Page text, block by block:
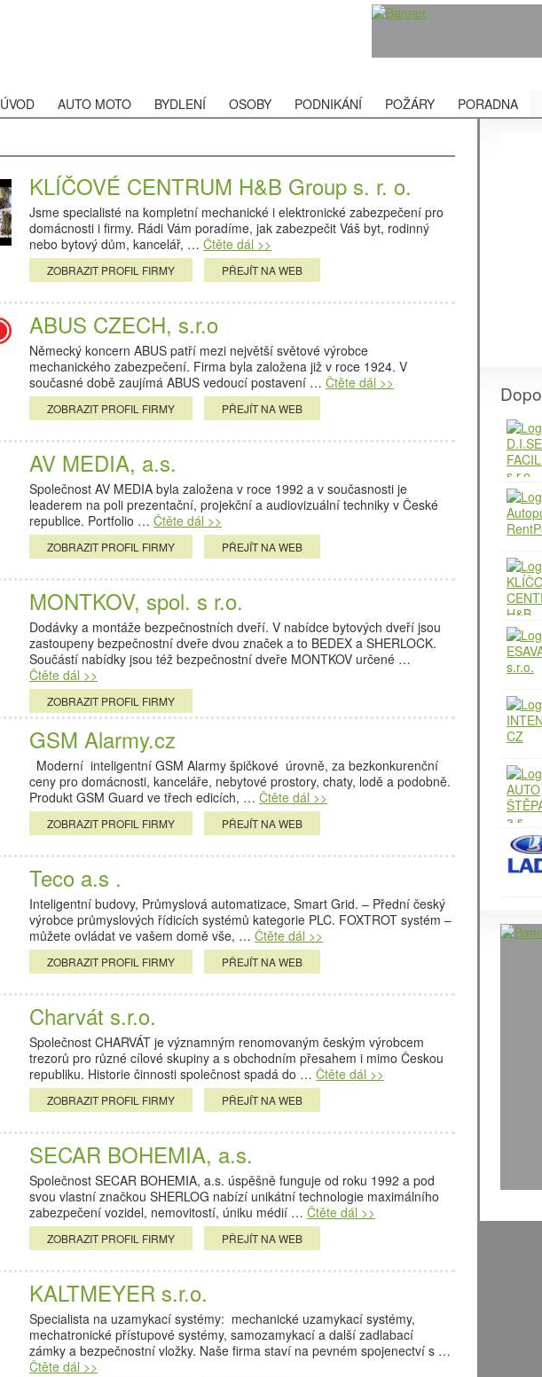
ÚVOD AUTO MOTO BYDLENÍ OSOBY PODNIKÁNÍ POŽÁRY PORADNA
KLÍČOVÉ CENTRUM H&B Group s. r. o.
Jsme specialisté na kompletní mechanické i elektronické zabezpečení pro
domácnosti i firmy. Rádi Vám poradíme, jak zabezpečit Váš byt, rodinný
nebo bytový dům, kancelář, … Čtěte dál >>
ZOBRAZIT PROFIL FIRMY PŘEJÍT NA WEB
ABUS CZECH, s.r.o
Německý koncern ABUS patří mezi největší světové výrobce
mechanického zabezpečení. Firma byla založena již v roce 1924. V
současné době zaujímá ABUS vedoucí postavení … Čtěte dál >>
ZOBRAZIT PROFIL FIRMY PŘEJÍT NA WEB
AV MEDIA, a.s.
Společnost AV MEDIA byla založena v roce 1992 a v současnosti je
leaderem na poli prezentační, projekční a audiovizuální techniky v České
republice. Portfolio … Čtěte dál >>
ZOBRAZIT PROFIL FIRMY PŘEJÍT NA WEB
MONTKOV, spol. s r.o.
Dodávky a montáže bezpečnostních dveří. V nabídce bytových dveří jsou
zastoupeny bezpečnostní dveře dvou značek a to BEDEX a SHERLOCK.
Součástí nabídky jsou též bezpečnostní dveře MONTKOV určené …
Čtěte dál >>
ZOBRAZIT PROFIL FIRMY
GSM Alarmy.cz
Moderní inteligentní GSM Alarmy špičkové úrovně, za bezkonkurenční
ceny pro domácnosti, kanceláře, nebytové prostory, chaty, lodě a podobně.
Produkt GSM Guard ve třech edicích, … Čtěte dál >>
ZOBRAZIT PROFIL FIRMY PŘEJÍT NA WEB
Teco a.s .
Inteligentní budovy, Průmyslová automatizace, Smart Grid. – Přední český
výrobce průmyslových řídicích systémů kategorie PLC. FOXTROT systém –
můžete ovládat ve vašem domě vše, … Čtěte dál >>
ZOBRAZIT PROFIL FIRMY PŘEJÍT NA WEB
Charvát s.r.o.
Společnost CHARVÁT je významným renomovaným českým výrobcem
trezorů pro různé cílové skupiny a s obchodním přesahem i mimo Českou
republiku. Historie činnosti společnost spadá do … Čtěte dál >>
ZOBRAZIT PROFIL FIRMY PŘEJÍT NA WEB
SECAR BOHEMIA, a.s.
Společnost SECAR BOHEMIA, a.s. úspěšně funguje od roku 1992 a pod
svou vlastní značkou SHERLOG nabízí unikátní technologie maximálního
zabezpečení vozidel, nemovitostí, úniku médií … Čtěte dál >>
ZOBRAZIT PROFIL FIRMY PŘEJÍT NA WEB
KALTMEYER s.r.o.
Specialista na uzamykací systémy: mechanické uzamykací systémy,
mechatronické přístupové systémy, samozamykací a další zadlabací
zámky a bezpečnostní vložky. Naše firma staví na pevném spojenectví s …
Čtěte dál >>